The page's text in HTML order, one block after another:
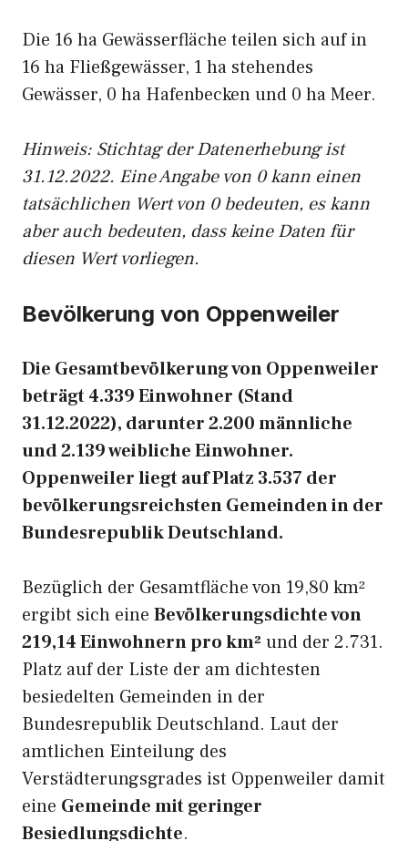
Die 16 ha Gewässerfläche teilen sich auf in
16 ha Fließgewässer, 1 ha stehendes
Gewässer, 0 ha Hafenbecken und 0 ha Meer.
Hinweis: Stichtag der Datenerhebung ist
31.12.2022. Eine Angabe von 0 kann einen
tatsächlichen Wert von 0 bedeuten, es kann
aber auch bedeuten, dass keine Daten für
diesen Wert vorliegen.
Bevölkerung von Oppenweiler
Die Gesamtbevölkerung von Oppenweiler
beträgt 4.339 Einwohner (Stand
31.12.2022), darunter 2.200 männliche
und 2.139 weibliche Einwohner.
Oppenweiler liegt auf Platz 3.537 der
bevölkerungsreichsten Gemeinden in der
Bundesrepublik Deutschland.
Bezüglich der Gesamtfläche von 19,80 km²
ergibt sich eine Bevölkerungsdichte von
219,14 Einwohnern pro km² und der 2.731.
Platz auf der Liste der am dichtesten
besiedelten Gemeinden in der
Bundesrepublik Deutschland. Laut der
amtlichen Einteilung des
Verstädterungsgrades ist Oppenweiler damit
eine Gemeinde mit geringer
Besiedlungsdichte.